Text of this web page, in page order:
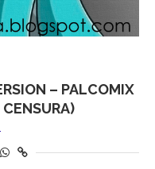
– PALCOMIX